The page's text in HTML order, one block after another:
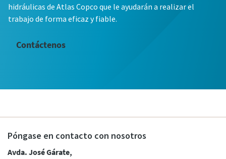
hidráulicas de Atlas Copco que le ayudarán a realizar el
trabajo de forma eficaz y fiable.
Contáctenos
Póngase en contacto con nosotros
Avda. José Gárate,
Calle
Ciudad
Código postal
Solicitar